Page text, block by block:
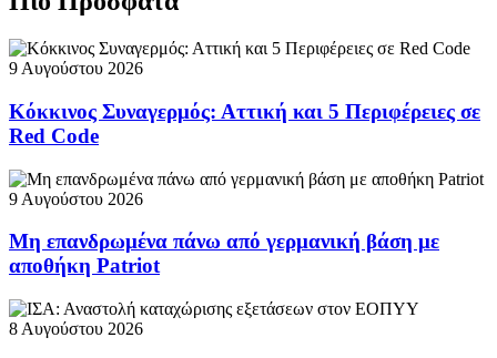
9 Αυγούστου 2026
Κόκκινος Συναγερμός: Αττική και 5 Περιφέρειες σε
Red Code
9 Αυγούστου 2026
Μη επανδρωμένα πάνω από γερμανική βάση με
αποθήκη Patriot
8 Αυγούστου 2026